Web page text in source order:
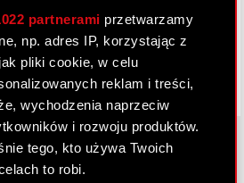
partnerami przetwarzamy
np. adres IP, korzystając z
pliki cookie, w celu
reklam i treści,
wychodzenia naprzeciw
i rozwoju produktów.
tego, kto używa Twoich
to robi.